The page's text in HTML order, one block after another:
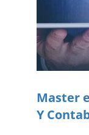
Master
Y